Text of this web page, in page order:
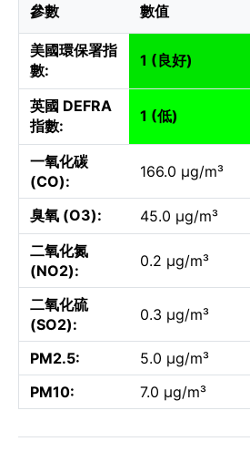
參數 數值
美國環保署指
數:
1 (良好)
英國 DEFRA
指數:
1 (低)
一氧化碳
(CO):
166.0 µg/m³
臭氧 (O3):
45.0 µg/m³
二氧化氮
(NO2):
0.2 µg/m³
二氧化硫
(SO2):
0.3 µg/m³
PM2.5:
5.0 µg/m³
PM10:
7.0 µg/m³